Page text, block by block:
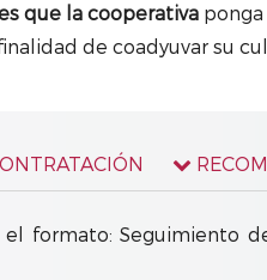
que la cooperativa
de coadyuvar su
formato: Seguimiento